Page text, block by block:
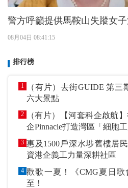
警方呼籲提供馬鞍山失蹤女
08月04日 08:41:15
排行榜
1
（有片）去街GUIDE 第
六大景點
2
（有片）【河套科企啟航】從
企Pinnacle打造灣區「細胞工
3 惠及1500戶深水埗舊樓居
資港企義工力量深耕社區
4 歡歌一夏！《CMG夏日
至！